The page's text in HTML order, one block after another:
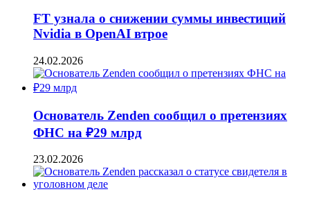
FT узнала о снижении суммы инвестиций
Nvidia в OpenAI втрое
24.02.2026
Основатель Zenden сообщил о претензиях
ФНС на ₽29 млрд
23.02.2026